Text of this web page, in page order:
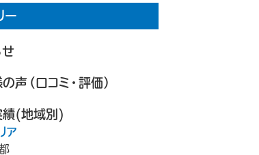
ー
せ
声（口コミ・評価）
績(地域別)
ア